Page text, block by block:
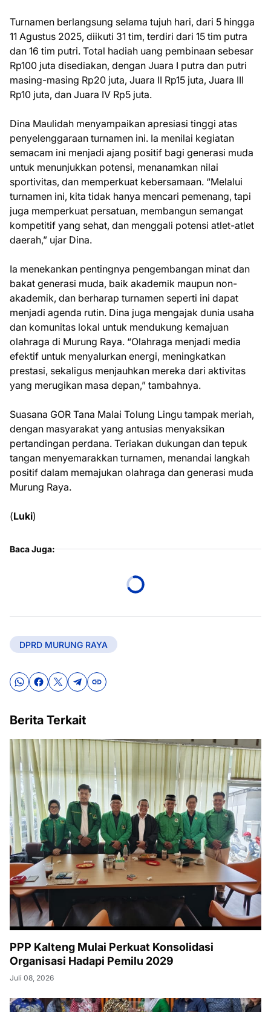
Turnamen berlangsung selama tujuh hari, dari 5 hingga
11 Agustus 2025, diikuti 31 tim, terdiri dari 15 tim putra
dan 16 tim putri. Total hadiah uang pembinaan sebesar
Rp100 juta disediakan, dengan Juara I putra dan putri
masing-masing Rp20 juta, Juara II Rp15 juta, Juara III
Rp10 juta, dan Juara IV Rp5 juta.
Dina Maulidah menyampaikan apresiasi tinggi atas
penyelenggaraan turnamen ini. Ia menilai kegiatan
semacam ini menjadi ajang positif bagi generasi muda
untuk menunjukkan potensi, menanamkan nilai
sportivitas, dan memperkuat kebersamaan. “Melalui
turnamen ini, kita tidak hanya mencari pemenang, tapi
juga memperkuat persatuan, membangun semangat
kompetitif yang sehat, dan menggali potensi atlet-atlet
daerah,” ujar Dina.
Ia menekankan pentingnya pengembangan minat dan
bakat generasi muda, baik akademik maupun non-
akademik, dan berharap turnamen seperti ini dapat
menjadi agenda rutin. Dina juga mengajak dunia usaha
dan komunitas lokal untuk mendukung kemajuan
olahraga di Murung Raya. “Olahraga menjadi media
efektif untuk menyalurkan energi, meningkatkan
prestasi, sekaligus menjauhkan mereka dari aktivitas
yang merugikan masa depan,” tambahnya.
Suasana GOR Tana Malai Tolung Lingu tampak meriah,
dengan masyarakat yang antusias menyaksikan
pertandingan perdana. Teriakan dukungan dan tepuk
tangan menyemarakkan turnamen, menandai langkah
positif dalam memajukan olahraga dan generasi muda
Murung Raya.
(Luki)
Baca Juga:
DPRD MURUNG RAYA
Berita Terkait
PPP Kalteng Mulai Perkuat Konsolidasi
Organisasi Hadapi Pemilu 2029
Juli 08, 2026